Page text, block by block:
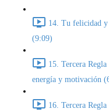
14. Tu felicidad
(9:09)
15. Tercera
energía y motivación
16. Tercera